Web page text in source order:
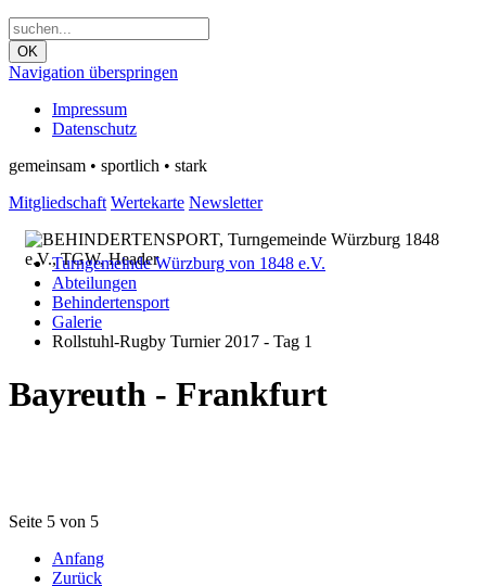
OK
Navigation überspringen
Impressum
Datenschutz
gemeinsam • sportlich • stark
Mitgliedschaft Wertekarte Newsletter
Turngemeinde Würzburg von 1848 e.V.
Abteilungen
Behindertensport
Galerie
Rollstuhl-Rugby Turnier 2017 - Tag 1
Bayreuth - Frankfurt
Seite 5 von 5
Anfang
Zurück